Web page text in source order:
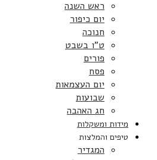
ראש השנה
יום כיפור
חנוכה
ט”ו בשבט
פורים
פסח
יום העצמאות
שבועות
חג האהבה
מידות ומשקלות
טיפים והמלצות
המגדיר